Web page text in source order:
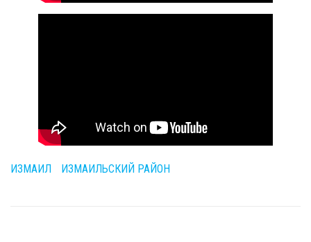
ИЗМАИЛ ИЗМАИЛЬСКИЙ РАЙОН